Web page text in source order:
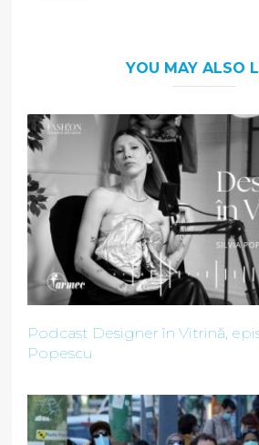
YOU MAY ALSO
Podcast Designer în Vitrină,
Popescu